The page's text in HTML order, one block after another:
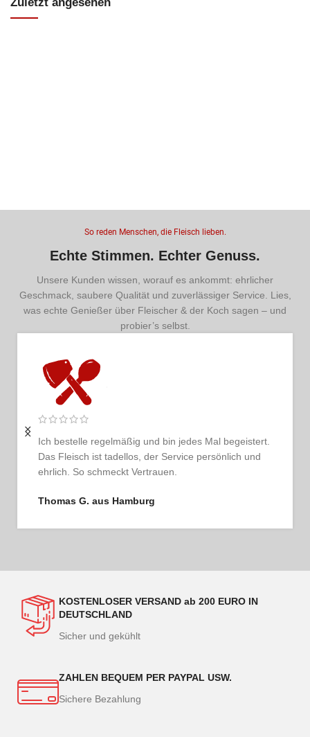
So reden Menschen, die Fleisch lieben.
Echte Stimmen. Echter Genuss.
Unsere Kunden wissen, worauf es ankommt: ehrlicher
Geschmack, saubere Qualität und zuverlässiger Service. Lies,
was echte Genießer über Fleischer & der Koch sagen – und
probier’s selbst.
Ich bestelle regelmäßig und bin jedes Mal begeistert.
Das Fleisch ist tadellos, der Service persönlich und
ehrlich. So schmeckt Vertrauen.
Thomas G. aus Hamburg
KOSTENLOSER VERSAND ab 200 EURO IN
DEUTSCHLAND
Sicher und gekühlt
ZAHLEN BEQUEM PER PAYPAL USW.
Sichere Bezahlung